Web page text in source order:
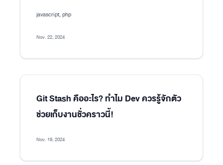
javascript, php
Nov. 22, 2024
Git Stash คืออะไร? ทำไม Dev ควรรู้จักตัว
ช่วยเก็บงานชั่วคราวนี้!
Nov. 19, 2024